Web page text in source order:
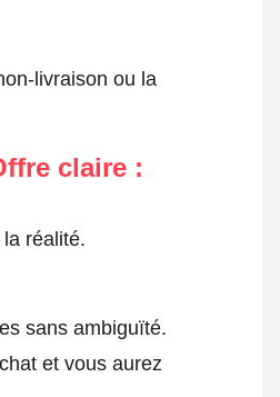
livraison ou la
claire :
réalité.
sans ambiguïté.
et vous aurez